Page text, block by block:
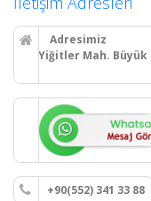
Adresimiz
Yiğitler Mah. Büyük
+90(552) 341 33 88